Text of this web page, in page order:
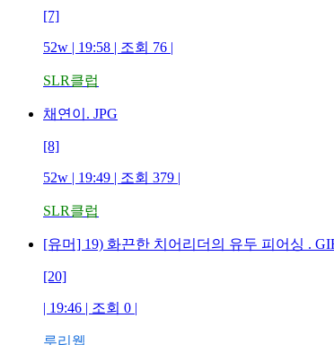
[7]
52w | 19:58 | 조회 76 |
SLR클럽
채연이. JPG
[8]
52w | 19:49 | 조회 379 |
SLR클럽
[유머] 19) 화끈한 치어리더의 유두 피어싱 .
[20]
| 19:46 | 조회 0 |
루리웹